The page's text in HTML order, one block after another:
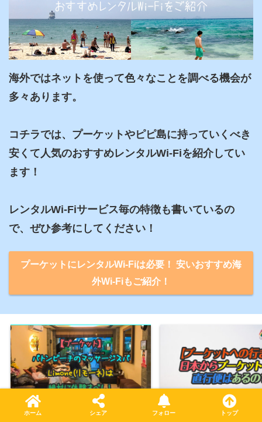
海外ではネットを使って色々なことを調べる機会が
多々あります。
コチラでは、プーケットやピピ島に持っていくべき
安くて人気のおすすめレンタルWi-Fiを紹介してい
ます！
レンタルWi-Fiサービス毎の特徴も書いているの
で、ぜひ参考にしてください！
プーケットにレンタルWi-Fiは必要！ 安いおすすめ海
外Wi-Fiもご紹介！
パトンビーチのマッサージスパ・ 【プーケットへの行き方
ホーム シェア フォロー トップ